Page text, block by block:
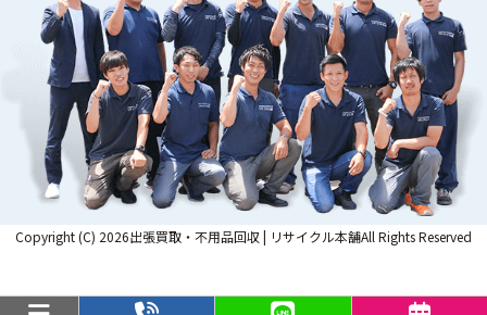
Copyright (C) 2026出張買取・不用品回収 | リサイクル本舗All Rights Reserved